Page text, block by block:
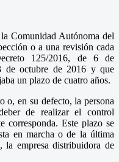
Comunidad Autónoma del
o a una revisión cada
125/2016, de 6 de
de octubre de 2016 y que
un plazo de cuatro años.
o, en su defecto, la persona
de realizar el control
corresponda. Este plazo se
en marcha o de la última
la empresa distribuidora de